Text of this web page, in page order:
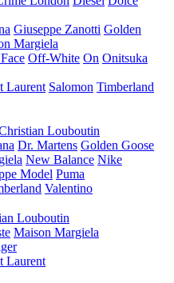
Giuseppe Zanotti Golden
Margiela
Off-White On Onitsuka
Laurent Salomon Timberland
Louboutin
Dr. Martens Golden Goose
New Balance Nike
Model Puma
Valentino
Louboutin
Maison Margiela
Laurent